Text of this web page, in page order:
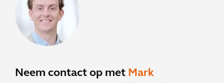
Neem contact op met Mark